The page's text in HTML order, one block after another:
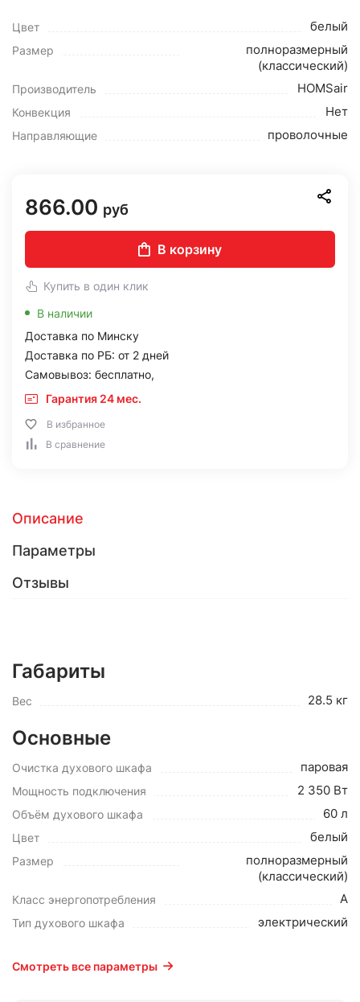
Цвет белый
Размер
полноразмерный
(классический)
Производитель HOMSair
Конвекция Нет
Направляющие проволочные
866.00 руб
В корзину
Купить в один клик
В наличии
Доставка по Минску
Доставка по РБ: от 2 дней
Самовывоз: бесплатно,
Гарантия 24 мес.
В избранное
В сравнение
Описание
Параметры
Отзывы
Габариты
Вес 28.5 кг
Основные
Очистка духового шкафа паровая
Мощность подключения 2 350 Вт
Объём духового шкафа 60 л
Цвет белый
Размер
полноразмерный
(классический)
Класс энергопотребления A
Тип духового шкафа электрический
Смотреть все параметры